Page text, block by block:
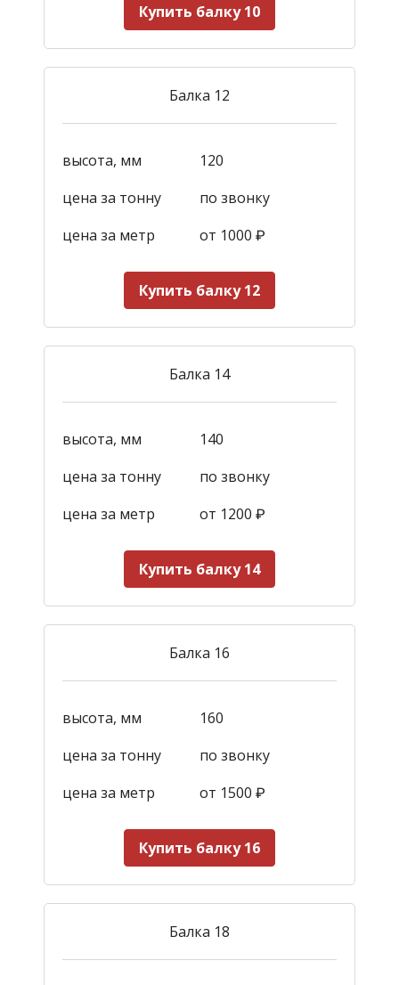
Купить балку 10
Балка 12
высота, мм
120
цена за тонну
по звонку
цена за метр
от 1000 ₽
Купить балку 12
Балка 14
высота, мм
140
цена за тонну
по звонку
цена за метр
от 1200 ₽
Купить балку 14
Балка 16
высота, мм
160
цена за тонну
по звонку
цена за метр
от 1500 ₽
Купить балку 16
Балка 18